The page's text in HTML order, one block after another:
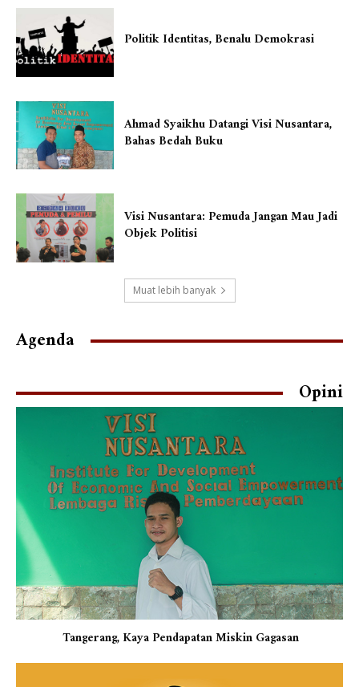
Politik Identitas, Benalu Demokrasi
Ahmad Syaikhu Datangi Visi Nusantara,
Bahas Bedah Buku
Visi Nusantara: Pemuda Jangan Mau Jadi
Objek Politisi
Muat lebih banyak
Agenda
Opini
Tangerang, Kaya Pendapatan Miskin Gagasan